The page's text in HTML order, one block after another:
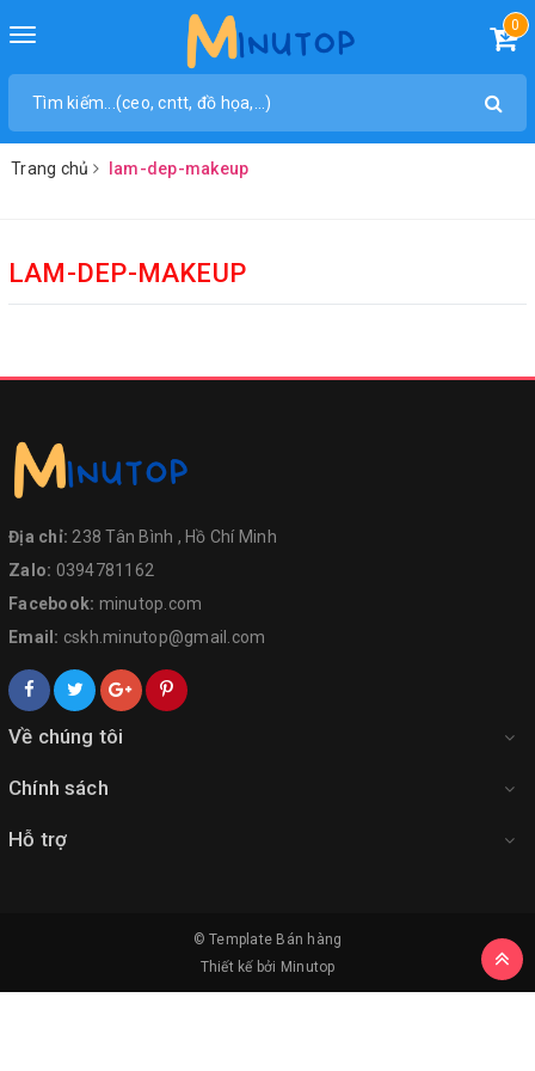
Toggle
0
Trang chủ lam-dep-makeup
LAM-DEP-MAKEUP
Địa chỉ: 238 Tân Bình , Hồ Chí Minh
Zalo: 0394781162
Facebook: minutop.com
Email: cskh.minutop@gmail.com
Về chúng tôi
Chính sách
Hỗ trợ
© Template Bán hàng
Thiết kế bởi Minutop